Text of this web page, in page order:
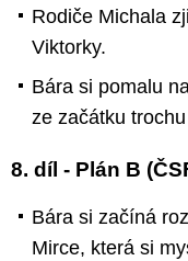
Rodiče Michala
Viktorky.
Bára si pomalu
ze začátku
8. díl - Plán B
Bára si začíná
Mirce, která si